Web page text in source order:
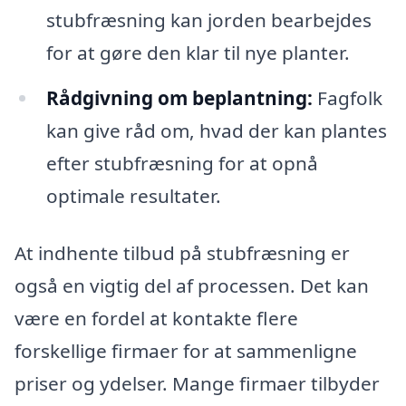
stubfræsning kan jorden bearbejdes
for at gøre den klar til nye planter.
Rådgivning om beplantning: Fagfolk
kan give råd om, hvad der kan plantes
efter stubfræsning for at opnå
optimale resultater.
At indhente tilbud på stubfræsning er
også en vigtig del af processen. Det kan
være en fordel at kontakte flere
forskellige firmaer for at sammenligne
priser og ydelser. Mange firmaer tilbyder